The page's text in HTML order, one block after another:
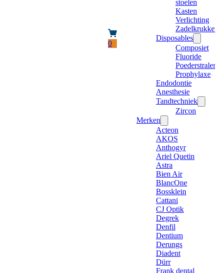
0
stoelen
Kasten
Verlichting
Zadelkrukken
Disposables
Composiet
Fluoride
Poederstraler
Prophylaxe
Endodontie
Anesthesie
Tandtechniek
Zircon
Merken
Acteon
AKOS
Anthogyr
Ariel Quetin
Astra
Bien Air
BlancOne
Bossklein
Cattani
CJ Optik
Degrek
Denfil
Dentium
Derungs
Diadent
Dürr
Frank dental